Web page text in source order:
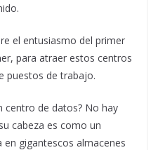
el entusiasmo del primer
para atraer estos centros
puestos de trabajo.
centro de datos? No hay
cabeza es como un
gigantescos almacenes